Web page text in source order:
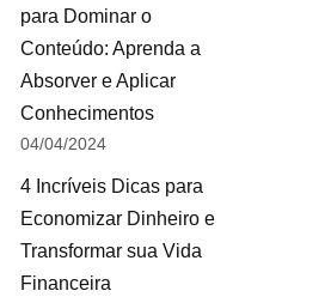
para Dominar o
Conteúdo: Aprenda a
Absorver e Aplicar
Conhecimentos
04/04/2024
4 Incríveis Dicas para
Economizar Dinheiro e
Transformar sua Vida
Financeira